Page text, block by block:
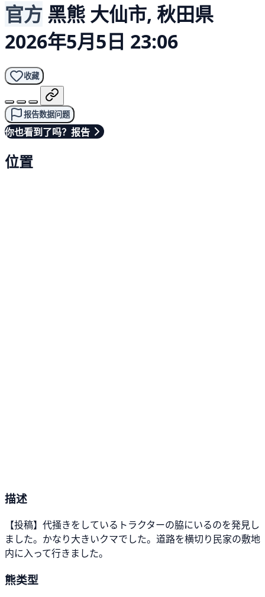
官方 黑熊 大仙市, 秋田県
2026年5月5日 23:06
收藏
报告数据问题
你也看到了吗？报告
位置
描述
【投稿】代掻きをしているトラクターの脇にいるのを発見し
ました。かなり大きいクマでした。道路を横切り民家の敷地
内に入って行きました。
熊类型